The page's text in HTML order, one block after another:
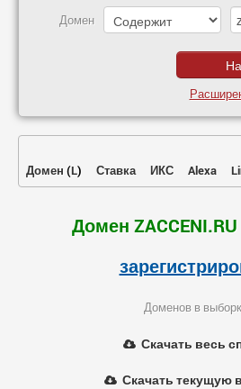
Домен
Домен (L) Ставка ИКС Alexa
Домен
Доменов в
Скачать весь
Скачать текущую